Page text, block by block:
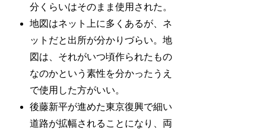
分くらいはそのまま使用された。
地図はネット上に多くあるが、ネ
ットだと出所が分かりづらい。地
図は、それがいつ頃作られたもの
なのかという素性を分かったうえ
で使用した方がいい。
後藤新平が進めた東京復興で細い
道路が拡幅されることになり、両